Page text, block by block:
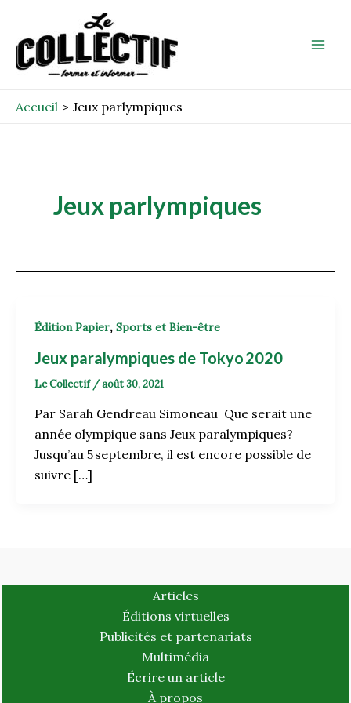
contenu
Accueil Jeux parlympiques
Jeux parlympiques
Édition Papier, Sports et Bien-être
Jeux paralympiques de Tokyo 2020
Le Collectif /août 30, 2021
Par Sarah Gendreau Simoneau Que serait une
année olympique sans Jeux paralympiques?
Jusqu’au 5 septembre, il est encore possible de
suivre […]
Articles
Éditions virtuelles
Publicités et partenariats
Multimédia
Écrire un article
À propos